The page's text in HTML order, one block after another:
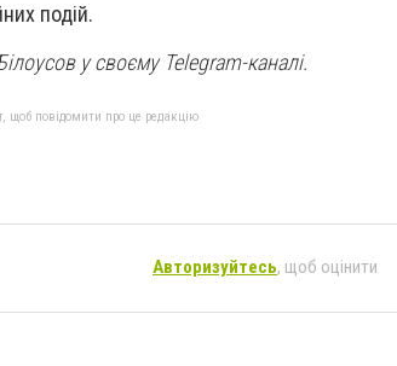
подій.
у своєму Telegram-каналі.
щоб повідомити про це редакцію
Авторизуйтесь, щоб оцінити